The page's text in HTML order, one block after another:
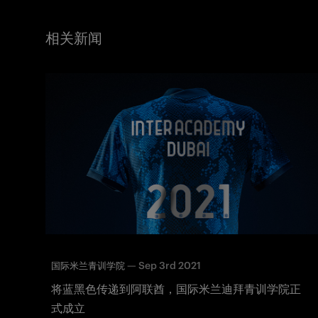
相关新闻
国际米兰青训学院 — Sep 3rd 2021
将蓝黑色传递到阿联酋，国际米兰迪拜青训学院正
式成立